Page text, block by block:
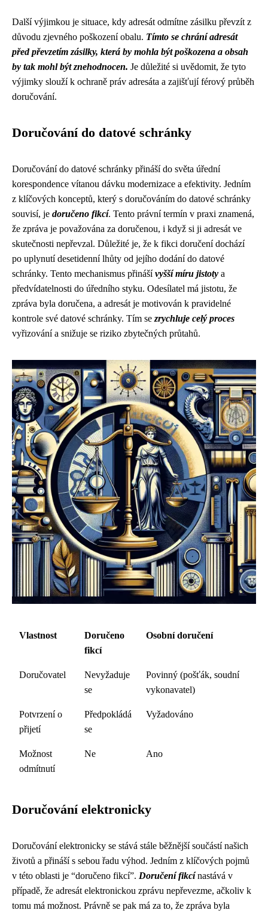
Další výjimkou je situace, kdy adresát odmítne zásilku převzít z
důvodu zjevného poškození obalu. Tímto se chrání adresát
před převzetím zásilky, která by mohla být poškozena a obsah
by tak mohl být znehodnocen. Je důležité si uvědomit, že tyto
výjimky slouží k ochraně práv adresáta a zajišťují férový průběh
doručování.
Doručování do datové schránky
Doručování do datové schránky přináší do světa úřední
korespondence vítanou dávku modernizace a efektivity. Jedním
z klíčových konceptů, který s doručováním do datové schránky
souvisí, je doručeno fikcí. Tento právní termín v praxi znamená,
že zpráva je považována za doručenou, i když si ji adresát ve
skutečnosti nepřevzal. Důležité je, že k fikci doručení dochází
po uplynutí desetidenní lhůty od jejího dodání do datové
schránky. Tento mechanismus přinášívyšší míru jistoty a
předvídatelnosti do úředního styku. Odesílatel má jistotu, že
zpráva byla doručena, a adresát je motivován k pravidelné
kontrole své datové schránky. Tím se zrychluje celý proces
vyřizování a snižuje se riziko zbytečných průtahů.
Vlastnost
Doručeno
fikcí
Osobní doručení
Doručovatel
Nevyžaduje
se
Povinný (pošťák, soudní
vykonavatel)
Potvrzení o
přijetí
Předpokládá
se
Vyžadováno
Možnost
odmítnutí
Ne Ano
Doručování elektronicky
Doručování elektronicky se stává stále běžnější součástí našich
životů a přináší s sebou řadu výhod. Jedním z klíčových pojmů
v této oblasti je “doručeno fikcí”. Doručení fikcínastává v
případě, že adresát elektronickou zprávu nepřevezme, ačkoliv k
tomu má možnost. Právně se pak má za to, že zpráva byla